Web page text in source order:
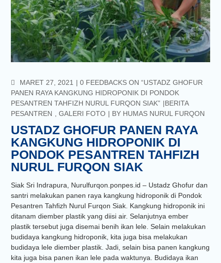
MARET 27, 2021 COMMENTS
0 FEEDBACKS ON “USTADZ GHOFUR
PANEN RAYA KANGKUNG HIDROPONIK DI PONDOK
PESANTREN TAHFIZH NURUL FURQON SIAK”
BERITA
PESANTREN
,GALERI FOTO BY HUMAS NURUL FURQON
USTADZ GHOFUR PANEN RAYA
KANGKUNG HIDROPONIK DI
PONDOK PESANTREN TAHFIZH
NURUL FURQON SIAK
Siak Sri Indrapura, Nurulfurqon.ponpes.id – Ustadz Ghofur dan
santri melakukan panen raya kangkung hidroponik di Pondok
Pesantren Tahfizh Nurul Furqon Siak. Kangkung hidroponik ini
ditanam diember plastik yang diisi air. Selanjutnya ember
plastik tersebut juga disemai benih ikan lele. Selain melakukan
budidaya kangkung hidroponik, kita juga bisa melakukan
budidaya lele diember plastik. Jadi, selain bisa panen kangkung
kita juga bisa panen ikan lele pada waktunya. Budidaya ikan